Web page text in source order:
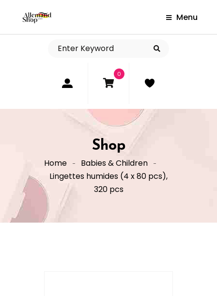
Menu
0
Shop
Home
Babies & Children
Lingettes humides (4 x 80 pcs),
320 pcs